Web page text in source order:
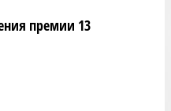
премии 13